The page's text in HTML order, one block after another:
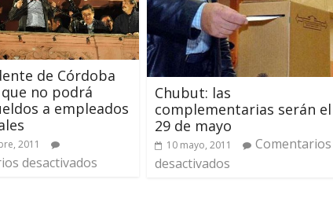
de Córdoba
no podrá
a empleados
2011
desactivados
Chubut: las
complementarias serán el
29 de mayo
10 mayo, 2011
Comentarios
desactivados